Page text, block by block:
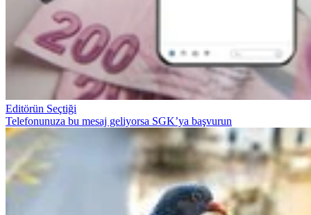
Editörün Seçtiği
Telefonunuza bu mesaj geliyorsa SGK’ya başvurun